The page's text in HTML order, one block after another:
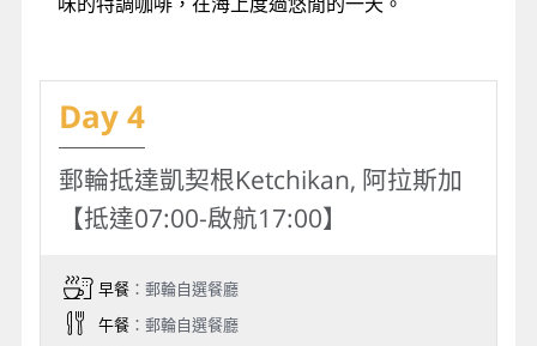
Day 4
郵輪抵達凱契根Ketchikan, 阿拉斯加
【抵達07:00-啟航17:00】
早餐：郵輪自選餐廳
午餐：郵輪自選餐廳